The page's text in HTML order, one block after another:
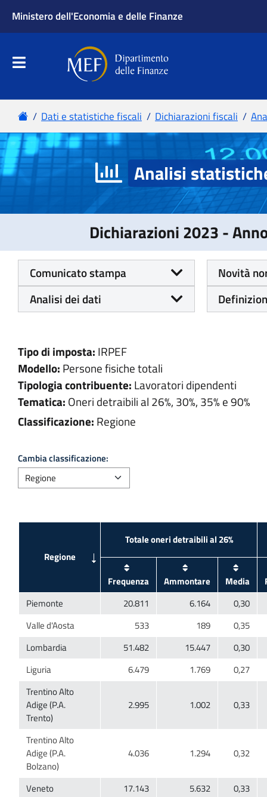
Analisi
Dichiarazioni 2023 -
Comunicato stampa
Novità
Analisi dei dati
Tipo di imposta: IRPEF
Modello: Persone fisiche totali
Tipologia contribuente: Lavoratori dipendenti
Tematica: Oneri detraibili al 26%, 30%, 35% e 90%
Classificazione: Regione
Cambia classificazione:
Trentino Alto
Adige (P.A.
Trentino Alto
Adige (P.A.